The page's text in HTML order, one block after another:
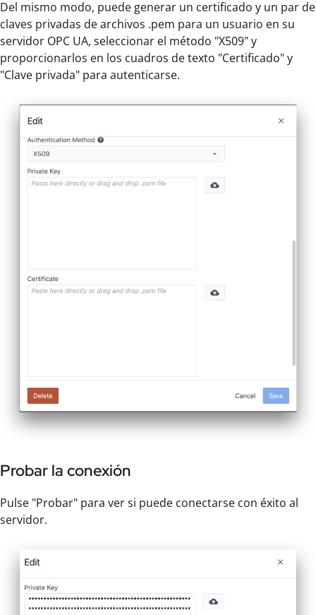
Del mismo modo, puede generar un certificado y un par de
claves privadas de archivos .pem para un usuario en su
servidor OPC UA, seleccionar el método "X509" y
proporcionarlos en los cuadros de texto "Certificado" y
"Clave privada" para autenticarse.
Probar la conexión
Pulse "Probar" para ver si puede conectarse con éxito al
servidor.